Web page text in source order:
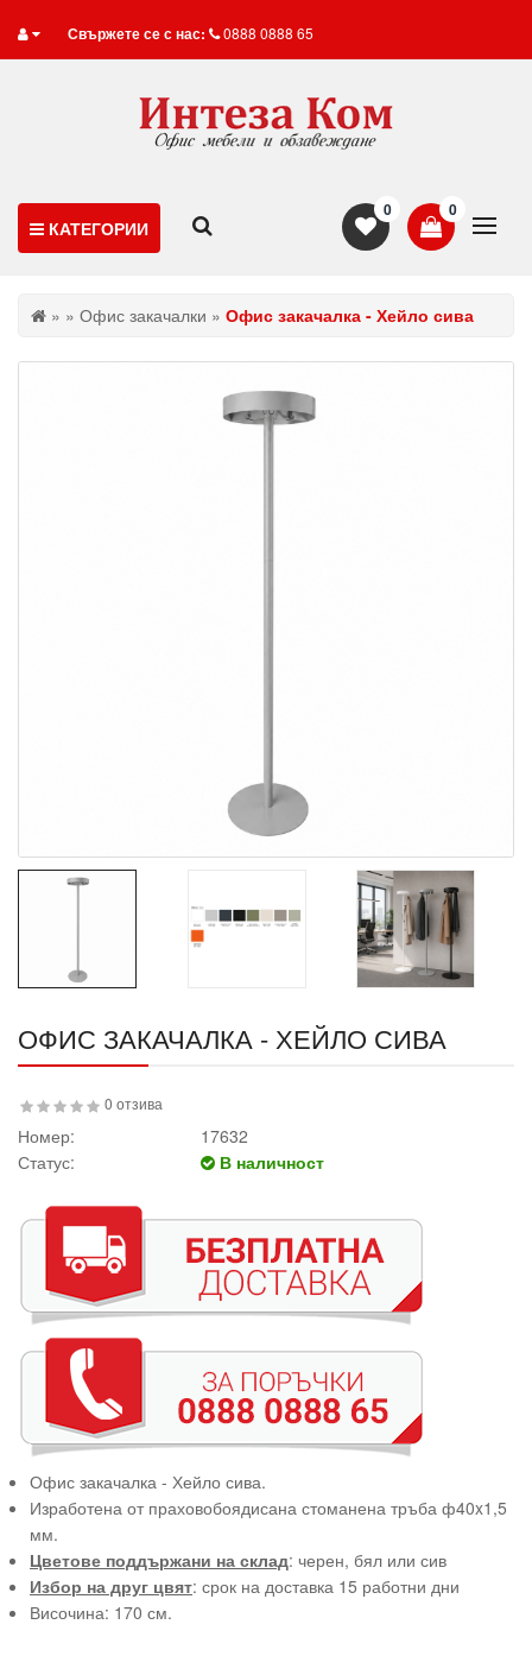
Свържете се с нас: 0888 0888 65
КАТЕГОРИИ
0
0
» » Офис закачалки » Офис закачалка - Хейло сива
ОФИС ЗАКАЧАЛКА - ХЕЙЛО СИВА
0 отзива
Номер:
17632
Статус:
В наличност
Офис закачалка - Хейло сива.
Изработена от праховобоядисана стоманена тръба ф40x1,5
мм.
Цветове поддържани на склад: черен, бял или сив
Избор на друг цвят: срок на доставка 15 работни дни
Височина: 170 см.